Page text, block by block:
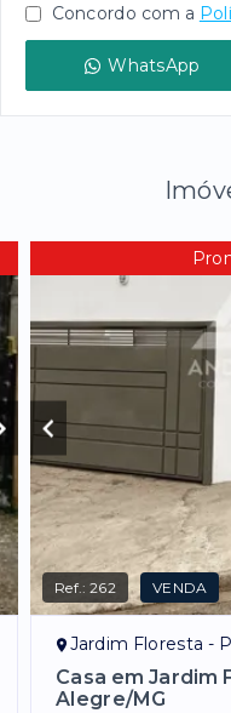
Concordo com a
WhatsApp
Ref.:262 VENDA
Jardim Floresta -
Casa em Jardim
Alegre/MG